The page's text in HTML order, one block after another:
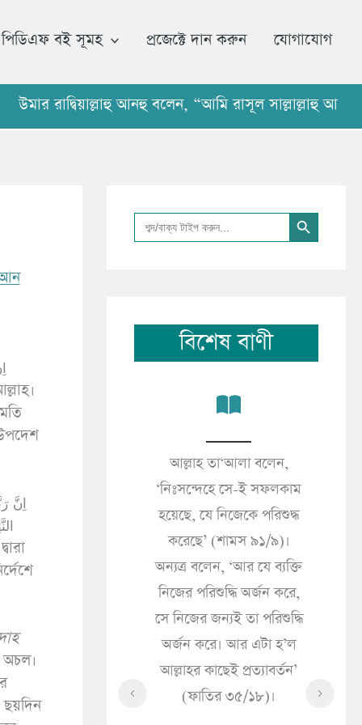
পিডিএফ বই সূমহ প্রজেক্টে দান করুন যোগাযোগ
রাদ্বিয়াল্লাহু আনহু বলেন, “আমি রাসূল সাল্লাল্লাহু আলাইহি
অচল।
Search
for:
Search Button
বিশেষ বাণী
(আনকাবূত ২৯/৬৪)।
দুনিয়ার জীবন শুধু
মাত্র’ (ইমরান
৩/১৮৫)।
আল্লাহ তা‘আলা বলেন,
‘নিঃসন্দেহে সে-ই সফলকাম
হয়েছে, যে নিজেকে পরিশুদ্ধ
করেছে’ (শামস ৯১/৯)।
অন্যত্র বলেন, ‘আর যে ব্যক্তি
নিজের পরিশুদ্ধি অর্জন করে,
সে নিজের জন্যই তা পরিশুদ্ধি
অর্জন করে। আর এটা হ’ল
আল্লাহর কাছেই প্রত্যাবর্তন’
(ফাতির ৩৫/১৮)।
ভ